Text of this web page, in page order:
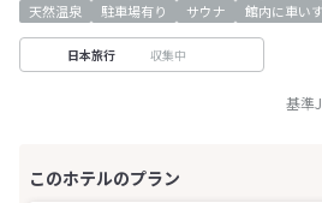
天然温泉
駐車場有り サウナ 館内に車い
日本旅行 収集中
基準